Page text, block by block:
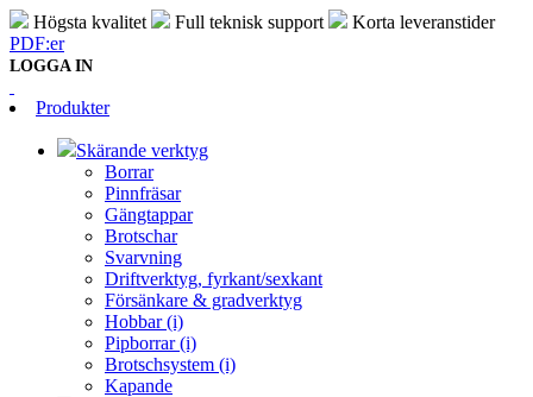
Högsta kvalitet Full teknisk support
Korta leveranstider
PDF:er
LOGGA IN
Produkter
Skärande verktyg
Borrar
Pinnfräsar
Gängtappar
Brotschar
Svarvning
Driftverktyg, fyrkant/sexkant
Försänkare & gradverktyg
Hobbar (i)
Pipborrar (i)
Brotschsystem (i)
Kapande